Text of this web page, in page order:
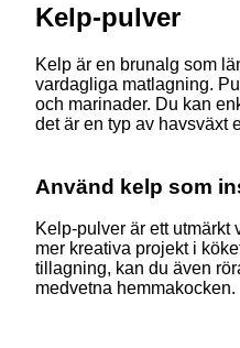
Kelp-pulver
Kelp är en brunalg som
vardagliga matlagning.
och marinader. Du kan
det är en typ av havsväxt
Använd kelp som
Kelp-pulver är ett utmärkt
mer kreativa projekt i
tillagning, kan du även
medvetna hemmakocken.